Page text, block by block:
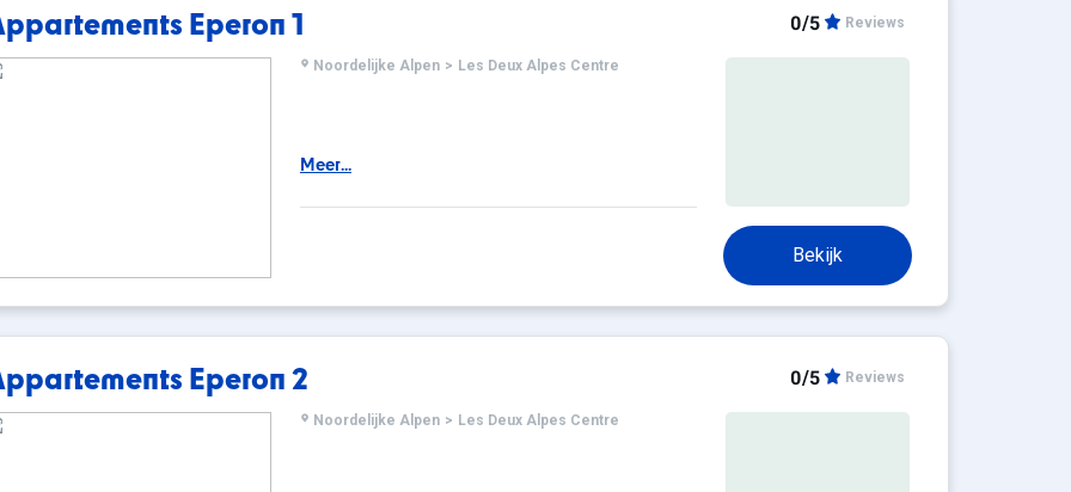
Eperon 1 0/5 Reviews
Noordelijke Alpen > Les Deux Alpes Centre
Meer...
Bekijk
Eperon 2 0/5 Reviews
Noordelijke Alpen > Les Deux Alpes Centre